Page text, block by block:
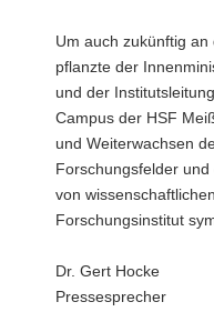
Um auch zukünftig an
pflanzte der
und der
Campus der HSF
und Weiterwachsen
Forschungsfelder
von
Forschungsinstitut
Dr. Gert Hocke
Pressesprecher